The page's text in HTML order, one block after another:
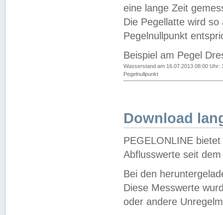
eine lange Zeit
Die Pegellatte wird
Pegelnullpunkt
Beispiel am Pegel
Wasserstand am 16.07.2013 08:00 Uhr:
Pegelnullpunkt
Download
PEGELONLINE
Abflusswerte seit
Bei den
Diese Messwerte
oder andere